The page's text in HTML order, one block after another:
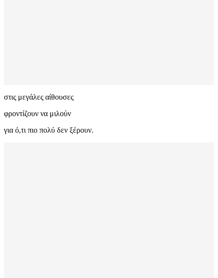
στις μεγάλες αίθουσες
φροντίζουν να μιλούν
για ό,τι πιο πολύ δεν ξέρουν.